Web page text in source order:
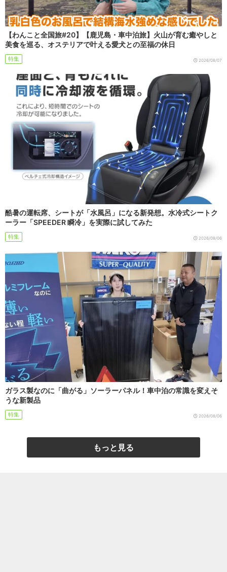
【わんこと全国旅#20】【鹿児島・車中泊旅】火山が育む癒やしと
美食を巡る、オステリアで叶える愛犬との至福の休日
特集 2026/08/07
酷暑の運転席、シートが「水風呂」になる新発想。水冷式シートク
ーラー「SPEEDER 瞬冷」を実際に試してみた
特集 2026/08/06
ガラス製なのに「曲がる」ソーラーパネル！車中泊の常識を変えそ
うな新製品
特集 2026/08/06
もっと見る